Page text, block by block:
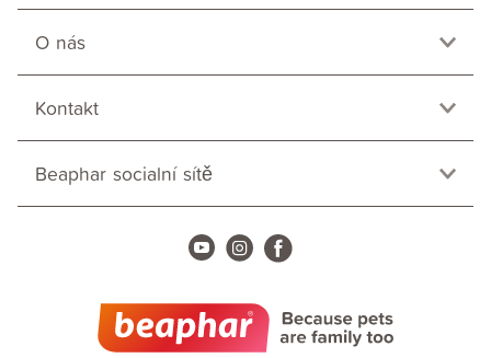
O nás
Kontakt
Beaphar socialní sítě